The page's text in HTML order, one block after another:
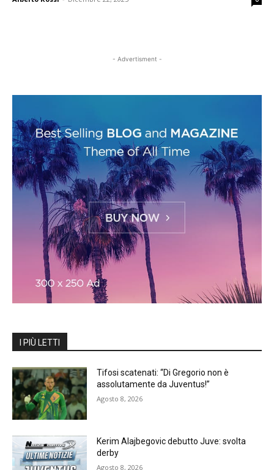
- Advertisment -
I PIÙ LETTI
Tifosi scatenati: “Di Gregorio non è
assolutamente da Juventus!”
Agosto 8, 2026
Kerim Alajbegovic debutto Juve: svolta
derby
Agosto 8, 2026